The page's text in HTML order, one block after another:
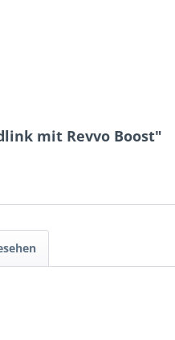
mit Revvo Boost"